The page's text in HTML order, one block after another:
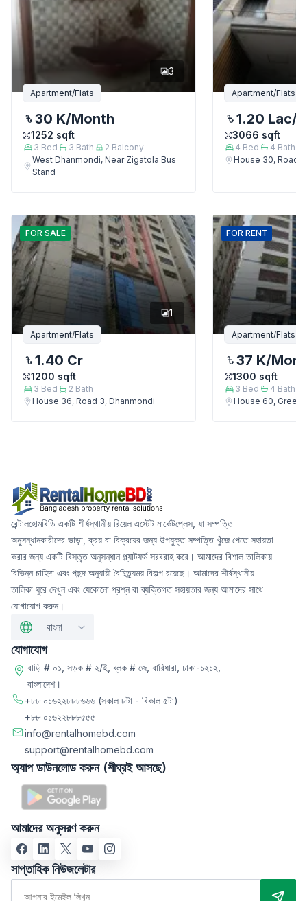
3
Apartment/Flats
30 K/Month
1252 sqft
3 Bed 3 Bath 2 Balcony
West Dhanmondi, Near Zigatola Bus
Stand
Apartment/Flats
1.20 Lac/
3066 sqft
4 Bed 4 Bath
House 30, Road
FOR SALE
1
Apartment/Flats
1.40 Cr
1200 sqft
3 Bed 2 Bath
House 36, Road 3, Dhanmondi
FOR RENT
Apartment/Flats
37 K/
1300 sqft
3 Bed 4 Bath
House 60, Green
রেন্টালহোমবিডি একটি শীর্ষস্থানীয় রিয়েল এস্টেট মার্কেটপ্লেস, যা সম্পত্তি
অনুসন্ধানকারীদের ভাড়া, ক্রয় বা বিক্রয়ের জন্য উপযুক্ত সম্পত্তি খুঁজে পেতে সহায়তা
করার জন্য একটি বিস্তৃত অনুসন্ধান প্ল্যাটফর্ম সরবরাহ করে। আমাদের বিশাল তালিকায়
বিভিন্ন চাহিদা এবং পছন্দ অনুযায়ী বৈচিত্র্যময় বিকল্প রয়েছে। আমাদের শীর্ষস্থানীয়
তালিকা ঘুরে দেখুন এবং যেকোনো প্রশ্ন বা ব্যক্তিগত সহায়তার জন্য আমাদের সাথে
যোগাযোগ করুন।
বাংলা
যোগাযোগ
বাড়ি # ০১, সড়ক # ২/ই, ব্লক # জে, বারিধারা, ঢাকা-১২১২,
বাংলাদেশ।
+৮৮ ০১৬২২৮৮৮৬৬৬ (সকাল ৮টা - বিকাল ৫টা)
+৮৮ ০১৬২২৮৮৮৫৫৫
info@rentalhomebd.com
support@rentalhomebd.com
অ্যাপ ডাউনলোড করুন (শীঘ্রই আসছে)
আমাদের অনুসরণ করুন
সাপ্তাহিক নিউজলেটার